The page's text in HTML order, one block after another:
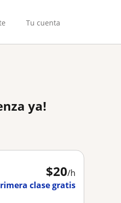
Tu cuenta
ya!
$20/h
clase gratis